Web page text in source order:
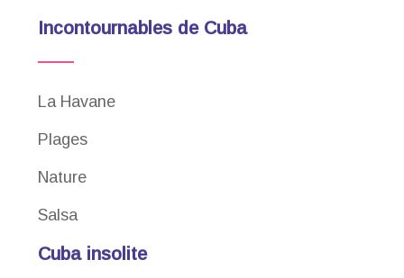
Incontournables de Cuba
La Havane
Plages
Nature
Salsa
Cuba insolite